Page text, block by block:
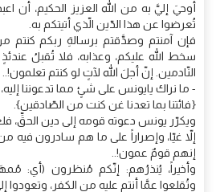
أوحيَ إليَّ به من الله العزيز الحكيم، أن
تُعرضوا عن هذا الدّين الّذي أتيتكم به.
فإن آمنتم وصدَّقتم برسالةِ ربكم كنتم من
سخط الله عليكم، وعذابه، فلا تُقبلُ عندئذٍ
النّادمين. إنّ أجلَ الله لآتٍ لو كنتم تعلمون!..
- ما نراك يايونس على شئٍ مما تدعوننا
{فائتنا بما تعدنا غن كنت من الصّادقين}.
ويكرّر يونس دعوته قومه إلى دين الحقِّ،
إلاّ غيّا، وإصراراً على ما هم سادرون فيه
إنهم قومٌ عمون!..
وأخيراً، يُنذرُهم: إنّكم مُنظرون (أي:
وتُقلعوا عمَّا أنتم عليه من الكفر، وتعودوا